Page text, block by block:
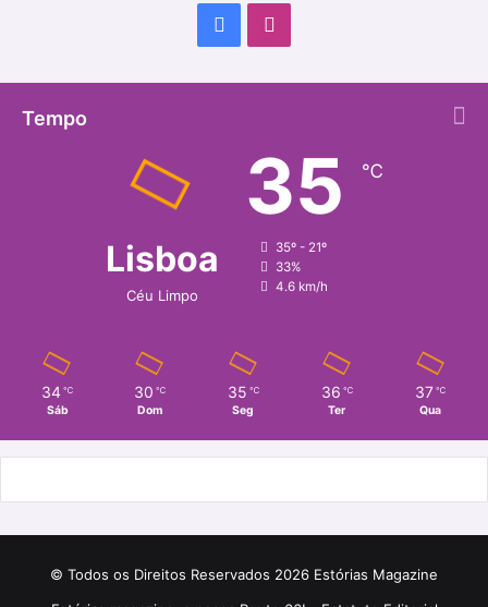
Facebook
Tempo
Lisboa
Céu Limpo
35 ℃
35º - 21º
33%
4.6 km/h
34 ℃
Sáb
30 ℃
Dom
35 ℃
Seg
36 ℃
Ter
37 ℃
Qua
© Todos os Direitos Reservados 2026 Estórias Magazine